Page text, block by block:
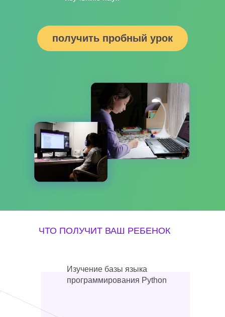
получить пробный урок
Изучение базы языка
программирования Python
ЧТО ПОЛУЧИТ ВАШ РЕБЕНОК